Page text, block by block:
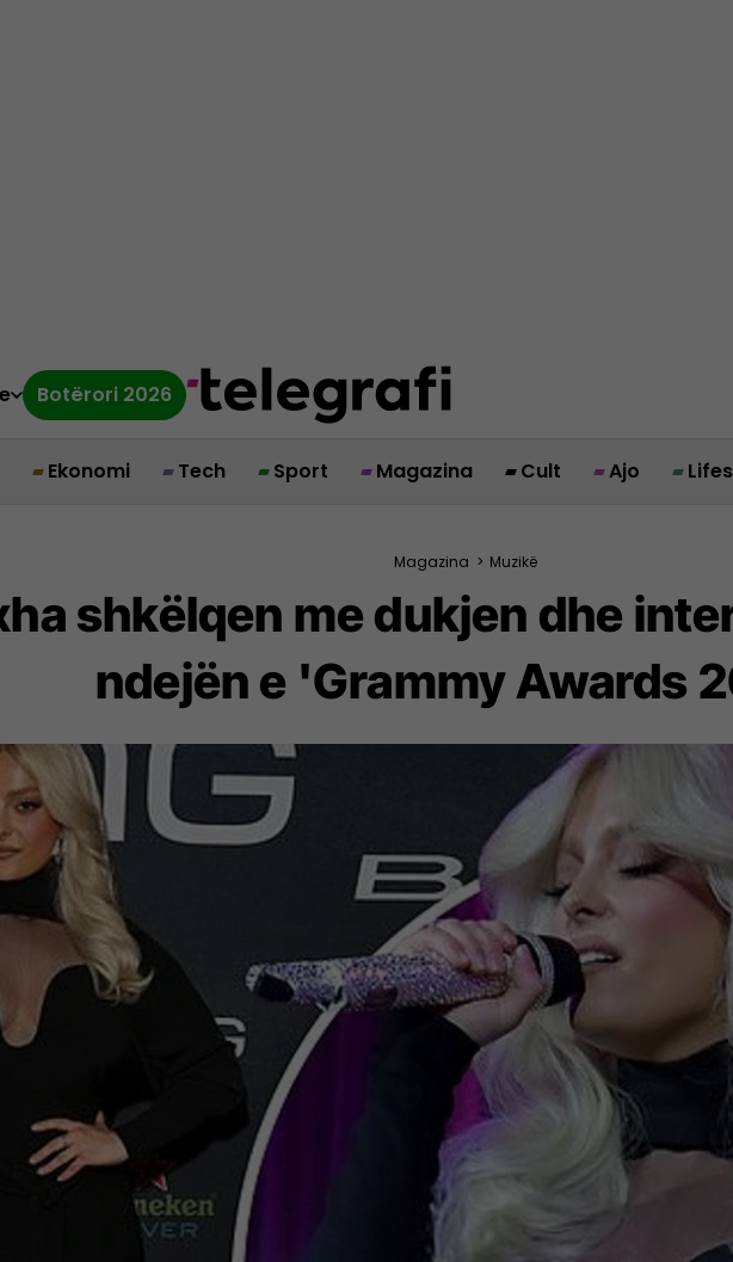
Botërori 2026
Ekonomi Tech Sport Magazina Cult Ajo
Magazina > Muzikë
shkëlqen me dukjen dhe
ndejën e 'Grammy Awards